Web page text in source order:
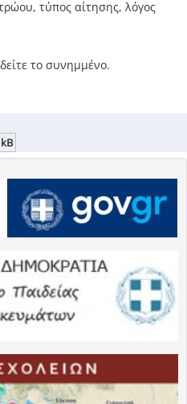
τύπος αίτησης, λόγος
το συνημμένο.